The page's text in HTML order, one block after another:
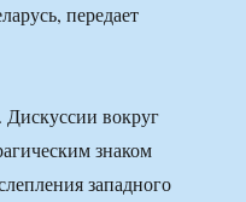
передает
вокруг
знаком
западного